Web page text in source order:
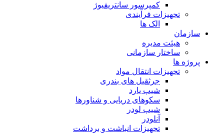
کمپرسور سانتریفیوژ
تجهیزات فرآیندی
الک ها
سازمان
هيئت مديره
ساختار سازمانی
پروژه ها
تجهيزات انتقال مواد
جرثقيل های بندری
شيپ يارد
سكوهای دريايی و شناورها
شيپ لودر
آنلودر
تجهيزات انباشت و برداشت